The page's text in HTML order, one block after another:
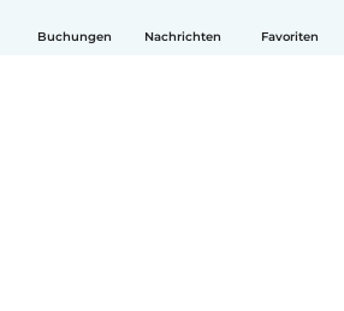
Buchungen Nachrichten Favoriten